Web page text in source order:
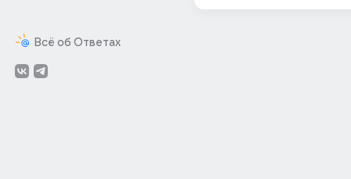
Всё об Ответах